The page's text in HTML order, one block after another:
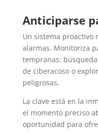
Anticiparse
Un sistema proactivo
alarmas. Monitoriza
tempranas:
de ciberacoso o
peligrosas.
La clave está en la
el momento preciso
oportunidad para